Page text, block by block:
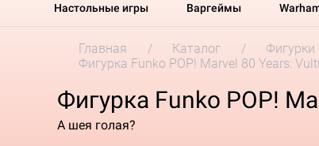
Настольные игры Варгеймы
Главная Каталог Фигурки
Фигурка Funko POP! Marvel 80 Years:
Фигурка Funko POP!
А шея голая?